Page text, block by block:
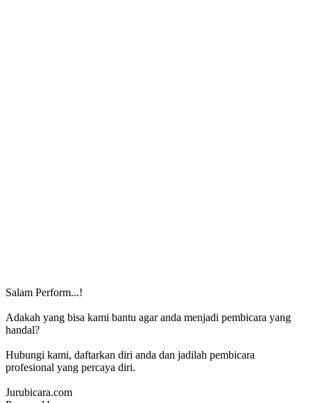
Salam Perform...!
Adakah yang bisa kami bantu agar anda menjadi pembicara yang
handal?
Hubungi kami, daftarkan diri anda dan jadilah pembicara
profesional yang percaya diri.
Jurubicara.com